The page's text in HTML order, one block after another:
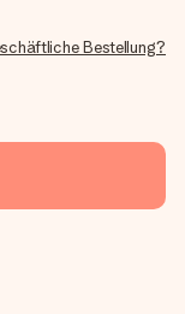
Bestellung?